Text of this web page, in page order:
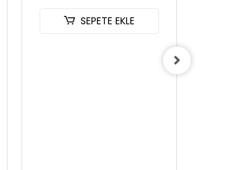
SEPETE EKLE